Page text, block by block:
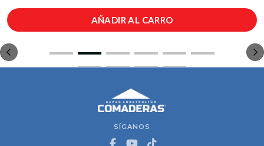
AÑADIR AL CARRO
SÍGANOS